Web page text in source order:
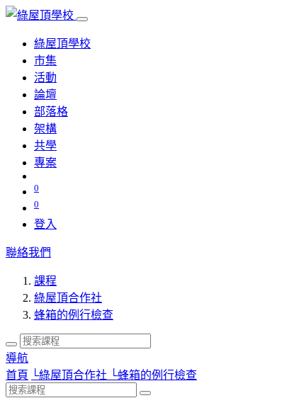
綠屋頂學校
市集
活動
論壇
部落格
架構
共學
專案
0
0
登入
聯絡我們
課程
綠屋頂合作社
蜂箱的例行檢查
導航
首頁
└綠屋頂合作社 └蜂箱的例行檢查